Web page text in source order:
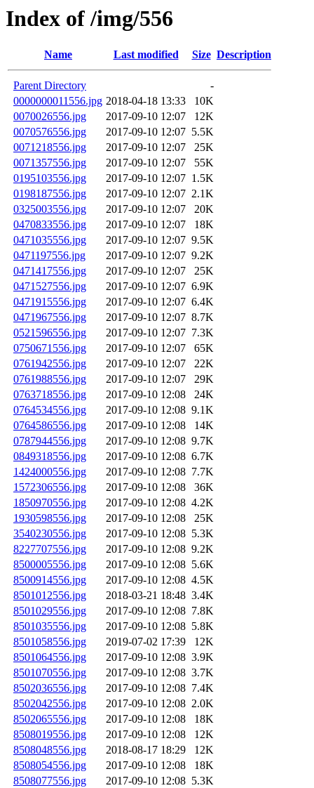
Index of /img/556
Name Last modified Size Description
Parent Directory
-
0000000011556.jpg 2018-04-18 13:33
10K
0070026556.jpg
2017-09-10 12:07
12K
0070576556.jpg
2017-09-10 12:07 5.5K
0071218556.jpg
2017-09-10 12:07
25K
0071357556.jpg
2017-09-10 12:07
55K
0195103556.jpg
2017-09-10 12:07 1.5K
0198187556.jpg
2017-09-10 12:07 2.1K
0325003556.jpg
2017-09-10 12:07
20K
0470833556.jpg
2017-09-10 12:07
18K
0471035556.jpg
2017-09-10 12:07 9.5K
0471197556.jpg
2017-09-10 12:07 9.2K
0471417556.jpg
2017-09-10 12:07
25K
0471527556.jpg
2017-09-10 12:07 6.9K
0471915556.jpg
2017-09-10 12:07 6.4K
0471967556.jpg
2017-09-10 12:07 8.7K
0521596556.jpg
2017-09-10 12:07 7.3K
0750671556.jpg
2017-09-10 12:07
65K
0761942556.jpg
2017-09-10 12:07
22K
0761988556.jpg
2017-09-10 12:07
29K
0763718556.jpg
2017-09-10 12:08
24K
0764534556.jpg
2017-09-10 12:08 9.1K
0764586556.jpg
2017-09-10 12:08
14K
0787944556.jpg
2017-09-10 12:08 9.7K
0849318556.jpg
2017-09-10 12:08 6.7K
1424000556.jpg
2017-09-10 12:08 7.7K
1572306556.jpg
2017-09-10 12:08
36K
1850970556.jpg
2017-09-10 12:08 4.2K
1930598556.jpg
2017-09-10 12:08
25K
3540230556.jpg
2017-09-10 12:08 5.3K
8227707556.jpg
2017-09-10 12:08 9.2K
8500005556.jpg
2017-09-10 12:08 5.6K
8500914556.jpg
2017-09-10 12:08 4.5K
8501012556.jpg
2018-03-21 18:48 3.4K
8501029556.jpg
2017-09-10 12:08 7.8K
8501035556.jpg
2017-09-10 12:08 5.8K
8501058556.jpg
2019-07-02 17:39
12K
8501064556.jpg
2017-09-10 12:08 3.9K
8501070556.jpg
2017-09-10 12:08 3.7K
8502036556.jpg
2017-09-10 12:08 7.4K
8502042556.jpg
2017-09-10 12:08 2.0K
8502065556.jpg
2017-09-10 12:08
18K
8508019556.jpg
2017-09-10 12:08
12K
8508048556.jpg
2018-08-17 18:29
12K
8508054556.jpg
2017-09-10 12:08
18K
8508077556.jpg
2017-09-10 12:08 5.3K